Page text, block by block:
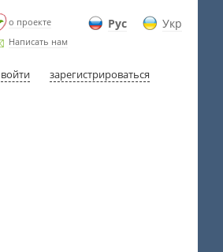
Рус Укр
о проекте
Написать нам
войти зарегистрироваться